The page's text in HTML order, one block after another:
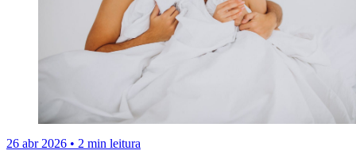
26 abr 2026 • 2 min leitura